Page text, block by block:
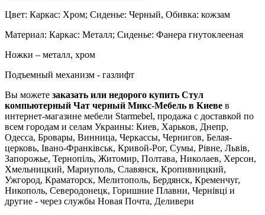
Цвет: Каркас: Хром; Сиденье: Черный, Обивка: кожзам
Материал: Каркас: Металл; Сиденье: Фанера гнутоклееная
Ножки – металл, хром
Подъемный механизм - газлифт
Вы можете заказать или недорого купить Стул
компьютерный Чат черный Микс-Мебель в Киеве в
интернет-магазине мебели Starmebel, продажа с доставкой по
всем городам и селам Украины: Киев, Харьков, Днепр,
Одесса, Бровары, Винница, Черкассы, Чернигов, Белая-
церковь, Івано-Франківськ, Кривой-Рог, Сумы, Рівне, Львів,
Запорожье, Тернопіль, Житомир, Полтава, Николаев, Херсон,
Хмельницкий, Мариуполь, Славянск, Кропивницкий,
Ужгород, Краматорск, Мелитополь, Бердянск, Кременчуг,
Никополь, Северодонецк, Горишние Плавни, Чернівці и
другие - через службы Новая Почта, Деливери